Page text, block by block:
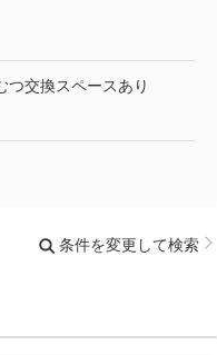
つ交換スペースあり
条件を変更して検索